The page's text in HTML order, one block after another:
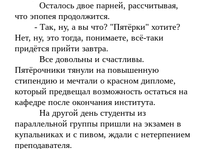
Осталось двое парней, рассчитывая,
что эпопея продолжится.
- Так, ну, а вы что? "Пятёрки" хотите?
Нет, ну, это тогда, понимаете, всё-таки
придётся прийти завтра.
Все довольны и счастливы.
Пятёрочники тянули на повышенную
стипендию и мечтали о красном дипломе,
который предвещал возможность остаться на
кафедре после окончания института.
На другой день студенты из
параллельной группы пришли на экзамен в
купальниках и с пивом, ждали с нетерпением
преподавателя.